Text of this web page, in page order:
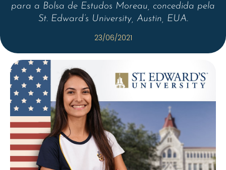
para a Bolsa de Estudos Moreau, concedida pela
St. Edward’s University, Austin, EUA.
23/06/2021